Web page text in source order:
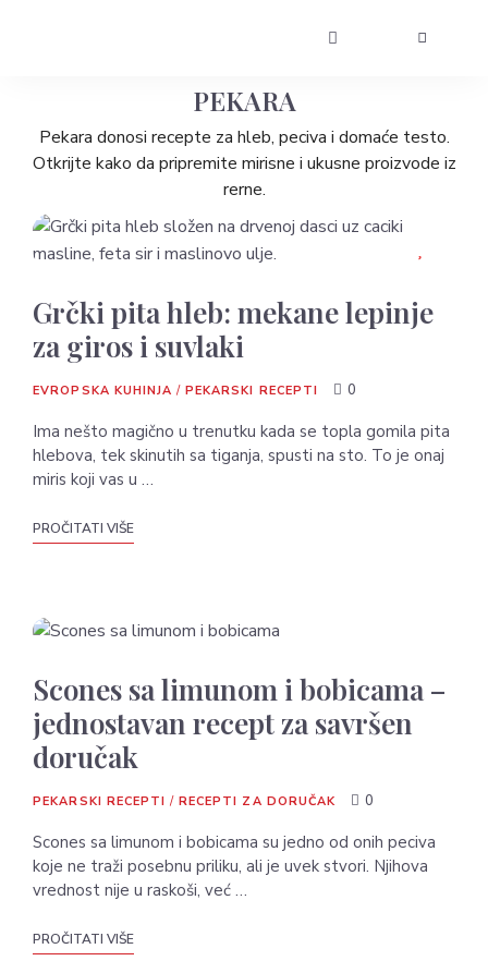
PEKARA
Pekara donosi recepte za hleb, peciva i domaće testo.
Otkrijte kako da pripremite mirisne i ukusne proizvode iz
rerne.
Grčki pita hleb: mekane lepinje
za giros i suvlaki
EVROPSKA KUHINJA / PEKARSKI RECEPTI 0
Ima nešto magično u trenutku kada se topla gomila pita
hlebova, tek skinutih sa tiganja, spusti na sto. To je onaj
miris koji vas u …
PROČITATI VIŠE
Scones sa limunom i bobicama –
jednostavan recept za savršen
doručak
PEKARSKI RECEPTI / RECEPTI ZA DORUČAK 0
Scones sa limunom i bobicama su jedno od onih peciva
koje ne traži posebnu priliku, ali je uvek stvori. Njihova
vrednost nije u raskoši, već …
PROČITATI VIŠE